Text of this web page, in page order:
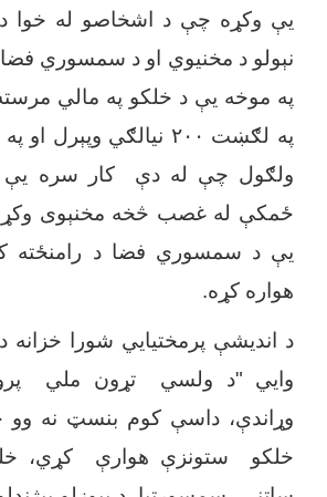
یې وکړه چې د اشخاصو له خوا
نېولو د مخنیوي او د سمسوري فضا
په لګښت ۲۰۰ نیالګي
ولګول چې له دې کار سره یې
ځمکې له غصب څخه مخنېوی وکړ
یې د سمسوري فضا د رامنځته
هواره کړه.
د اندیشې پرمختیایي شورا خزانه
وایي
"د ولسي تړون ملي
وړاندې، داسې کوم بنسټ نه
خلکو ستونزې هوارې کړي،